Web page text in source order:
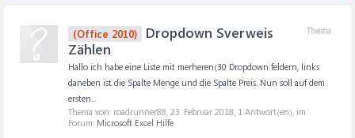
Thema
(Office 2010)
Dropdown Sverweis
Zählen
Hallo ich habe eine Liste mit merheren(30 Dropdown feldern, links
daneben ist die Spalte Menge und die Spalte Preis. Nun soll auf dem
ersten...
Thema von: roadrunner88, 23. Februar 2018, 1 Antwort(en), im
Forum: Microsoft Excel Hilfe